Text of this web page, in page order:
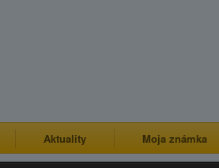
Aktuality Moja známka